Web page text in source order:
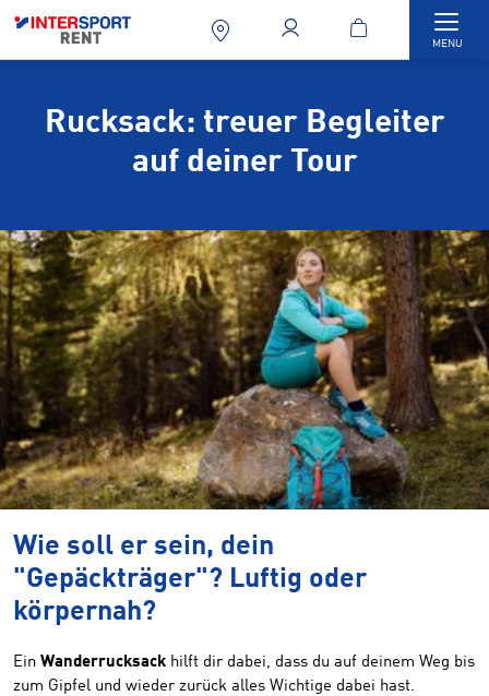
MENU
Rucksack: treuer Begleiter
auf deiner Tour
Wie soll er sein, dein
"Gepäckträger"? Luftig oder
körpernah?
Ein Wanderrucksack hilft dir dabei, dass du auf deinem Weg bis
zum Gipfel und wieder zurück alles Wichtige dabei hast.